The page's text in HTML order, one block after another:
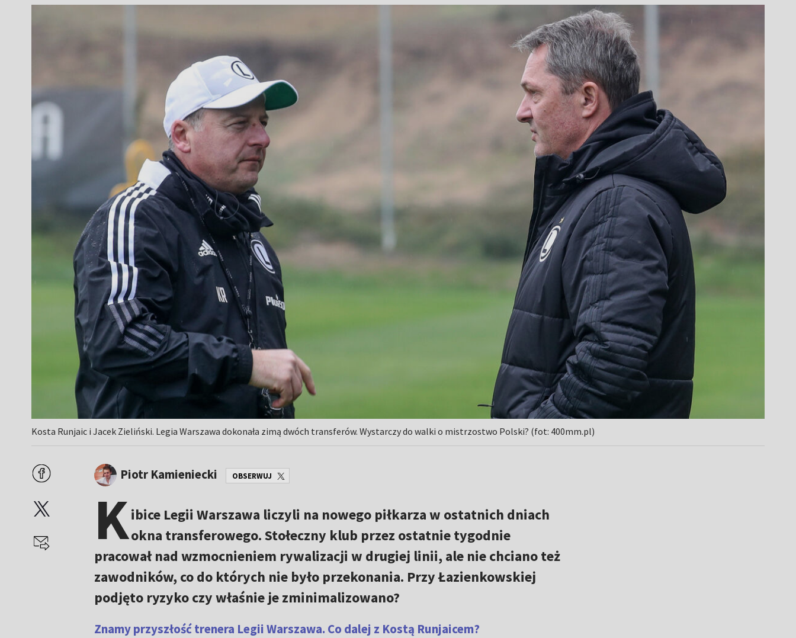
Kosta Runjaic i Jacek Zieliński. Legia Warszawa dokonała zimą dwóch transferów. Wystarczy do walki o mistrzostwo Polski? (fot: 400mm.pl)
Piotr Kamieniecki OBSERWUJ
Kibice Legii Warszawa liczyli na nowego piłkarza w ostatnich dniach
okna transferowego. Stołeczny klub przez ostatnie tygodnie
pracował nad wzmocnieniem rywalizacji w drugiej linii, ale nie chciano też
zawodników, co do których nie było przekonania. Przy Łazienkowskiej
podjęto ryzyko czy właśnie je zminimalizowano?
Znamy przyszłość trenera Legii Warszawa. Co dalej z Kostą Runjaicem?